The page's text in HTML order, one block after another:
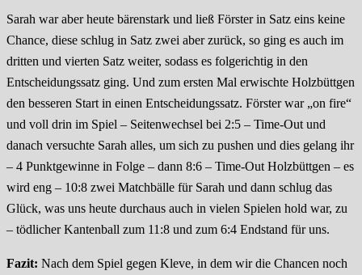
Sarah war aber heute bärenstark und ließ Förster in Satz eins keine
Chance, diese schlug in Satz zwei aber zurück, so ging es auch im
dritten und vierten Satz weiter, sodass es folgerichtig in den
Entscheidungssatz ging. Und zum ersten Mal erwischte Holzbüttgen
den besseren Start in einen Entscheidungssatz. Förster war „on fire“
und voll drin im Spiel – Seitenwechsel bei 2:5 – Time-Out und
danach versuchte Sarah alles, um sich zu pushen und dies gelang ihr
– 4 Punktgewinne in Folge – dann 8:6 – Time-Out Holzbüttgen – es
wird eng – 10:8 zwei Matchbälle für Sarah und dann schlug das
Glück, was uns heute durchaus auch in vielen Spielen hold war, zu
– tödlicher Kantenball zum 11:8 und zum 6:4 Endstand für uns.
Fazit: Nach dem Spiel gegen Kleve, in dem wir die Chancen noch